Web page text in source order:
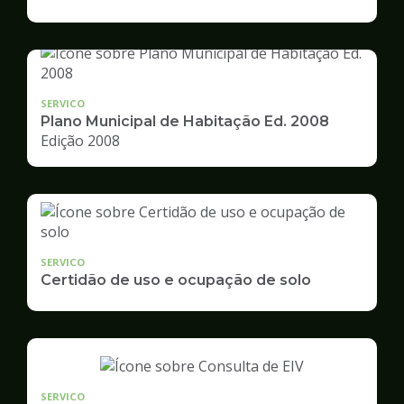
Desenvolvimento
Urbano
SERVICO
Plano Municipal de Habitação Ed. 2008
Edição 2008
SERVICO
Certidão de uso e ocupação de solo
SERVICO